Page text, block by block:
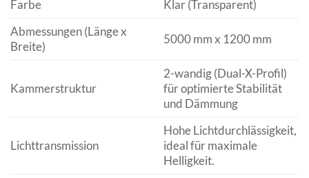
Farbe
Klar (Transparent)
Abmessungen (Länge x
Breite)
5000 mm x 1200 mm
Kammerstruktur
2-wandig (Dual-X-Profil)
für optimierte Stabilität
und Dämmung
Lichttransmission
Hohe Lichtdurchlässigkeit,
ideal für maximale
Helligkeit.